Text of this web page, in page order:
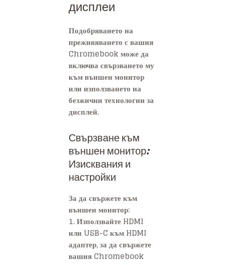
дисплеи
Подобряването на
преживяването с вашия
Chromebook може да
включва свързването му
към външен монитор
или използването на
безжични технологии за
дисплей.
Свързване към
външен монитор:
Изисквания и
настройки
За да свържете към
външен монитор:
1. Използвайте HDMI
или USB-C към HDMI
адаптер, за да свържете
вашия Chromebook